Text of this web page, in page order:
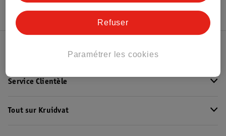
Service Clientèle
Tout sur Kruidvat
Paramétrer les cookies
Refuser